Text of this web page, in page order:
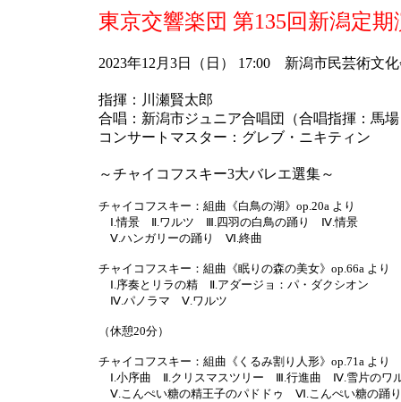
東京交響楽団 第135回新潟定期
2023年12月3日（日） 17:00 新潟市民芸術文
指揮：川瀬賢太郎
合唱：新潟市ジュニア合唱団（合唱指揮：馬
コンサートマスター：グレブ・ニキティン
～チャイコフスキー3大バレエ選集～
チャイコフスキー：組曲《白鳥の湖》op.20a より
Ⅰ.情景 Ⅱ.ワルツ Ⅲ.四羽の白鳥の踊り Ⅳ.情景
Ⅴ.ハンガリーの踊り Ⅵ.終曲
チャイコフスキー：組曲《眠りの森の美女》op.66a より
Ⅰ.序奏とリラの精 Ⅱ.アダージョ：パ・ダクシオン
Ⅳ.パノラマ Ⅴ.ワルツ
（休憩20分）
チャイコフスキー：組曲《くるみ割り人形》op.71a より
Ⅰ.小序曲 Ⅱ.クリスマスツリー Ⅲ.行進曲 Ⅳ.雪片のワ
Ⅴ.こんぺい糖の精王子のパドドゥ Ⅵ.こんぺい糖の踊り